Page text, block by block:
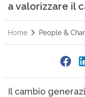
a valorizzare il
Home People &
Il cambio